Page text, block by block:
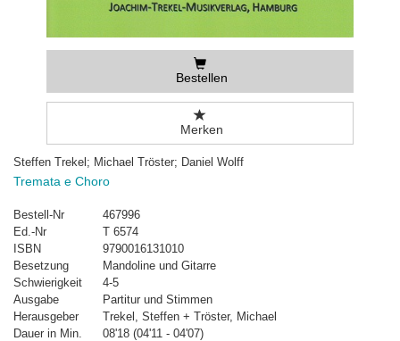
Bestellen
Merken
Steffen Trekel; Michael Tröster; Daniel Wolff
Tremata e Choro
Bestell-Nr
467996
Ed.-Nr
T 6574
ISBN
9790016131010
Besetzung
Mandoline und Gitarre
Schwierigkeit
4-5
Ausgabe
Partitur und Stimmen
Herausgeber
Trekel, Steffen + Tröster, Michael
Dauer in Min.
08'18 (04'11 - 04'07)